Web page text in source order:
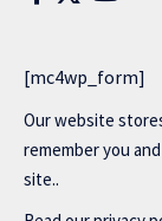
[mc4wp_form]
Our website
remember you
site..